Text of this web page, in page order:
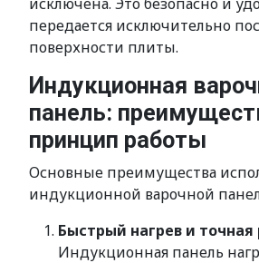
передается исключительно
поверхности плиты.
Индукционная
панель:
принцип работы
Основные преимущества
индукционной варочной
Быстрый нагрев и точная
Индукционная панель